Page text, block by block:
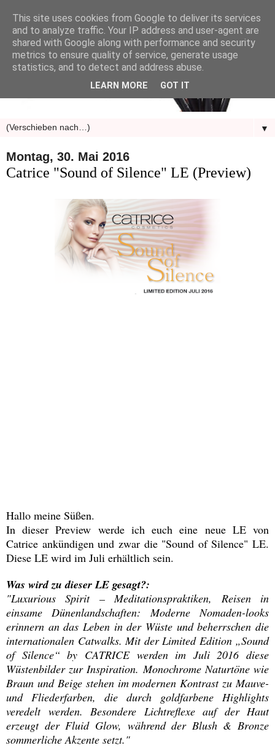
▼
Montag, 30. Mai 2016
Catrice "Sound of Silence" LE (Preview)
Hallo meine Süßen.
In dieser Preview werde ich euch eine neue LE von
Catrice ankündigen und zwar die "Sound of Silence" LE.
Diese LE wird im Juli erhältlich sein.
Was wird zu dieser LE gesagt?:
"Luxurious Spirit – Meditationspraktiken, Reisen in
einsame Dünenlandschaften: Moderne Nomaden-looks
erinnern an das Leben in der Wüste und beherrschen die
internationalen Catwalks. Mit der Limited Edition „Sound
of Silence“ by CATRICE werden im Juli 2016 diese
Wüstenbilder zur Inspiration. Monochrome Naturtöne wie
Braun und Beige stehen im modernen Kontrast zu Mauve-
und Fliederfarben, die durch goldfarbene Highlights
veredelt werden. Besondere Lichtreflexe auf der Haut
erzeugt der Fluid Glow, während der Blush & Bronze
sommerliche Akzente setzt."
This site uses cookies from Google to deliver its services
and to analyze traffic. Your IP address and user-agent are
shared with Google along with performance and security
metrics to ensure quality of service, generate usage
statistics, and to detect and address abuse.
LEARN MORE GOT IT